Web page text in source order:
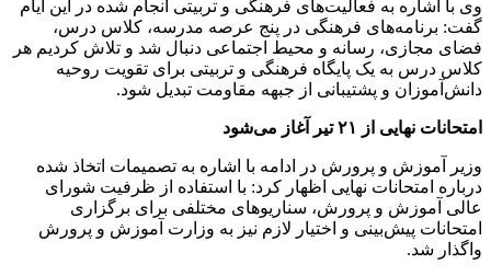
وی با اشاره به فعالیت‌های فرهنگی و تربیتی انجام شده در این ایام
گفت: برنامه‌های فرهنگی در پنج عرصه مدرسه، کلاس درس،
فضای مجازی، رسانه و محیط اجتماعی دنبال شد و تلاش کردیم هر
کلاس درس به یک پایگاه فرهنگی و تربیتی برای تقویت روحیه
دانش‌آموزان و پشتیبانی از جبهه مقاومت تبدیل شود.
امتحانات نهایی از ۲۱ تیر آغاز می‌شود
وزیر آموزش و پرورش در ادامه با اشاره به تصمیمات اتخاذ شده
درباره امتحانات نهایی اظهار کرد: با استفاده از ظرفیت شورای
عالی آموزش و پرورش، سناریوهای مختلفی برای برگزاری
امتحانات پیش‌بینی و اختیار لازم نیز به وزارت آموزش و پرورش
واگذار شد.